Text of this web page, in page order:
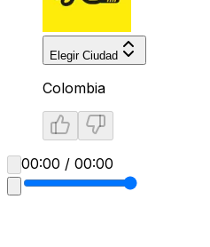
Elegir Ciudad
Colombia
00:00 / 00:00